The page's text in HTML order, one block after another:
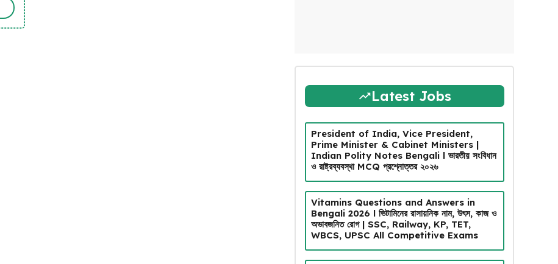
Latest Jobs
President of India, Vice President,
Prime Minister & Cabinet Ministers |
Indian Polity Notes Bengali l ভারতীয় সংবিধান
ও রাষ্ট্রব্যবস্থা MCQ প্রশ্নোত্তর ২০২৬
Vitamins Questions and Answers in
Bengali 2026 l ভিটামিনের রাসায়নিক নাম, উৎস, কাজ ও
অভাবজনিত রোগ | SSC, Railway, KP, TET,
WBCS, UPSC All Competitive Exams